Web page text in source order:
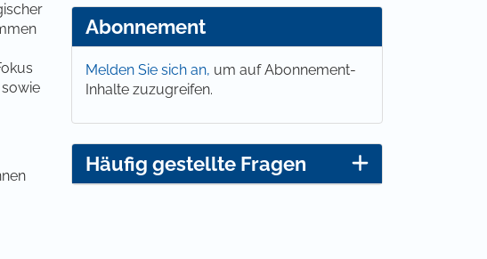
Abonnement
Melden Sie sich an, um auf Abonnement-
Inhalte zuzugreifen.
Häufig gestellte Fragen